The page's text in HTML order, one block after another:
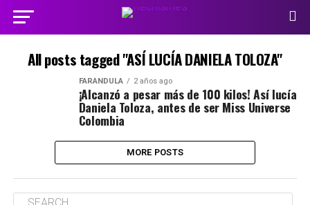
All posts tagged "ASÍ LUCÍA DANIELA TOLOZA"
FARÁNDULA 2 años ago
¡Alcanzó a pesar más de 100 kilos! Así lucía
Daniela Toloza, antes de ser Miss Universe
Colombia
MORE POSTS